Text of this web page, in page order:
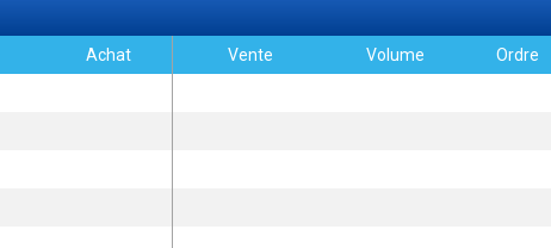
Achat Vente Volume Ordre